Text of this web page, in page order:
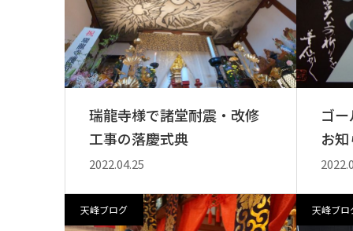
瑞龍寺様で諸堂耐震・改修
工事の落慶式典
2022.04.25
ゴ
お
天峰ブログ 天峰ブロ